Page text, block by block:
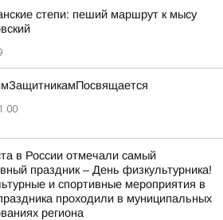
степи: пеший маршрут к мысу
в России отмечали самый
праздник – День физкультурника!
и спортивные мероприятия в
проходили в муниципальных
региона